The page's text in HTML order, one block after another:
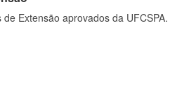
Extensão aprovados da UFCSPA.